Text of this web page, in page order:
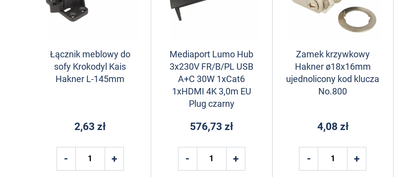
Łącznik meblowy do
sofy Krokodyl Kais
Hakner L-145mm
2,63 zł
Mediaport Lumo Hub
3x230V FR/B/PL USB
A+C 30W 1xCat6
1xHDMI 4K 3,0m EU
Plug czarny
576,73 zł
Zamek krzywkowy
Hakner ø18x16mm
ujednolicony kod klucza
No.800
4,08 zł